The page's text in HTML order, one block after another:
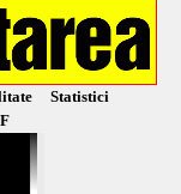
Statistici